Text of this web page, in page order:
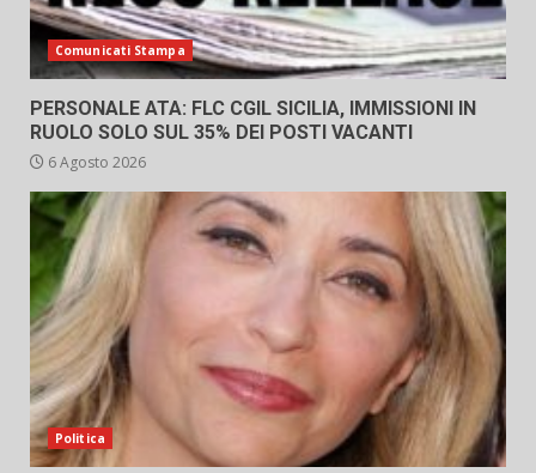
Comunicati Stampa
PERSONALE ATA: FLC CGIL SICILIA, IMMISSIONI IN
RUOLO SOLO SUL 35% DEI POSTI VACANTI
6 Agosto 2026
Politica